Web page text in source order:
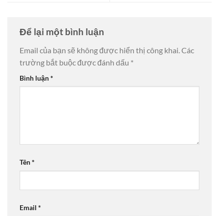
Để lại một bình luận
Email của bạn sẽ không được hiển thị công khai. Các
trường bắt buộc được đánh dấu *
Bình luận*
Tên*
Email *